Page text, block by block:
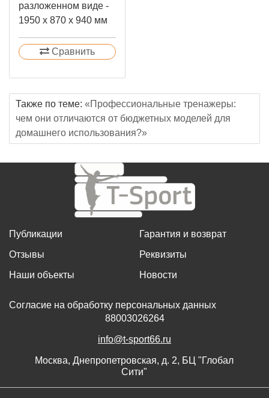
разложенном виде -
1950 х 870 х 940 мм
Сравнить
Также по теме: «Профессиональные тренажеры:
чем они отличаются от бюджетных моделей для
домашнего использования?»
Публикации
Отзывы
Наши объекты
Гарантия и возврат
Реквизиты
Новости
Согласие на обработку персональных данных
88003026264
info@t-sport66.ru
Москва, Днепропетровская, д. 2, БЦ "Глобал
Сити"